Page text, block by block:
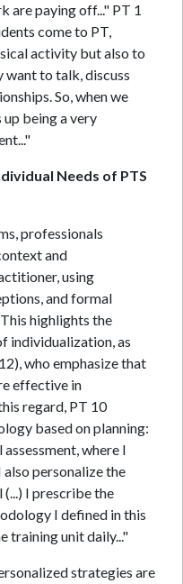
are paying off..." PT 1
come to PT,
activity but also to
want to talk, discuss
So, when we
being a very
Needs of PTS
professionals
and
using
and formal
highlights the
individualization, as
who emphasize that
effective in
regard, PT 10
based on planning:
where I
personalize the
I prescribe the
I defined in this
training unit daily..."
strategies are